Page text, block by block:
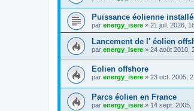
Puissance éolienne
par energy_isere » 21 juil. 2026,
Lancement de l' éolien
par energy_isere » 24 août 2010,
Eolien offshore
par energy_isere » 23 oct. 2005,
Parcs éolien en France
par energy_isere » 14 sept. 2005,